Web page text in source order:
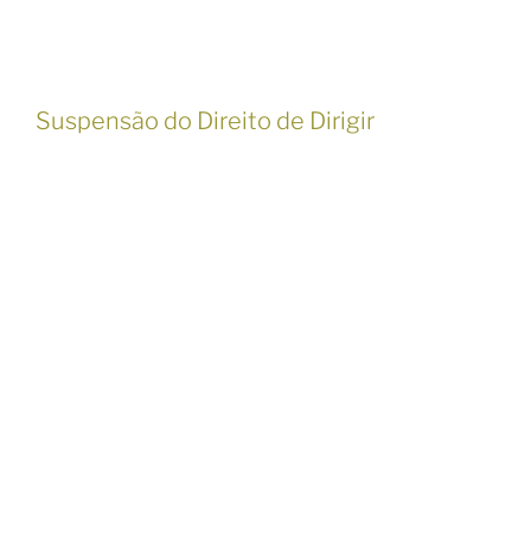
Suspensão do Direito de Dirigir